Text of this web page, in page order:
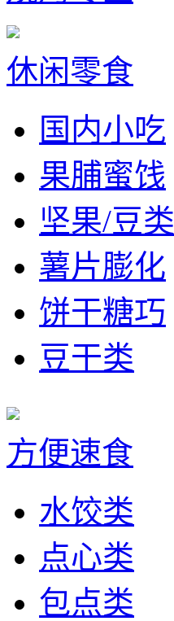
休闲零食
国内小吃
果脯蜜饯
坚果/豆类
薯片膨化
饼干糖巧
豆干类
方便速食
水饺类
点心类
包点类